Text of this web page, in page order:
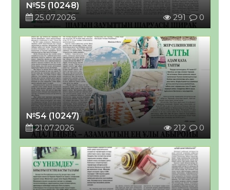
№55 (10248)
25.07.2026
291 0
№54 (10247)
21.07.2026
212 0